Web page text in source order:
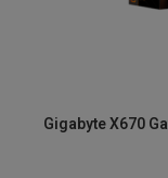
Gigabyte X670